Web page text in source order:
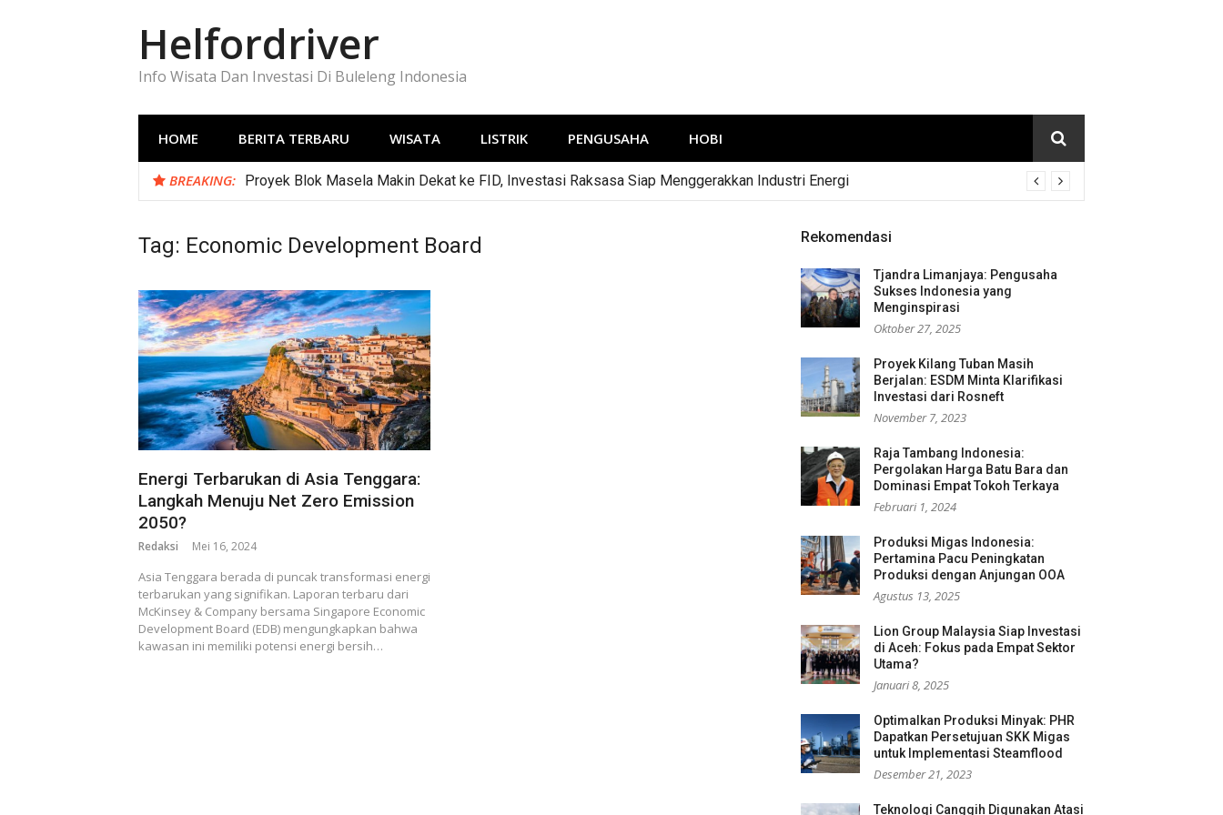
Helfordriver
Info Wisata Dan Investasi Di Buleleng Indonesia
HOME BERITA TERBARU WISATA LISTRIK PENGUSAHA HOBI
BREAKING: Proyek Blok Masela Makin Dekat ke FID, Investasi Raksasa Siap Menggerakkan Industri Energi
Tag: Economic Development Board
Energi Terbarukan di Asia Tenggara:
Langkah Menuju Net Zero Emission
2050?
Redaksi Mei 16, 2024
Asia Tenggara berada di puncak transformasi energi
terbarukan yang signifikan. Laporan terbaru dari
McKinsey & Company bersama Singapore Economic
Development Board (EDB) mengungkapkan bahwa
kawasan ini memiliki potensi energi bersih…
Rekomendasi
Tjandra Limanjaya: Pengusaha
Sukses Indonesia yang
Menginspirasi
Oktober 27, 2025
Proyek Kilang Tuban Masih
Berjalan: ESDM Minta Klarifikasi
Investasi dari Rosneft
November 7, 2023
Raja Tambang Indonesia:
Pergolakan Harga Batu Bara dan
Dominasi Empat Tokoh Terkaya
Februari 1, 2024
Produksi Migas Indonesia:
Pertamina Pacu Peningkatan
Produksi dengan Anjungan OOA
Agustus 13, 2025
Lion Group Malaysia Siap Investasi
di Aceh: Fokus pada Empat Sektor
Utama?
Januari 8, 2025
Optimalkan Produksi Minyak: PHR
Dapatkan Persetujuan SKK Migas
untuk Implementasi Steamflood
Desember 21, 2023
Teknologi Canggih Digunakan Atasi